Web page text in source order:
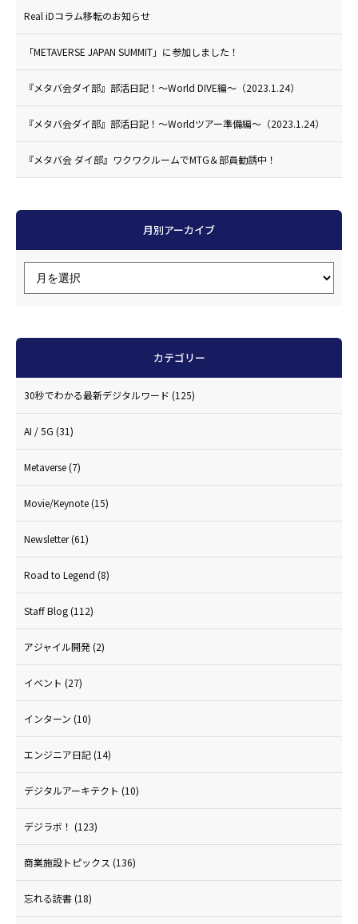
Real iDコラム移転のお知らせ
「METAVERSE JAPAN SUMMIT」に参加しました！
『メタバ会ダイ部』部活日記！〜World DIVE編〜（2023.1.24）
『メタバ会ダイ部』部活日記！〜Worldツアー準備編〜（2023.1.24）
『メタバ会 ダイ部』ワクワクルームでMTG＆部員勧誘中！
月別アーカイブ
カテゴリー
30秒でわかる最新デジタルワード (125)
AI / 5G (31)
Metaverse(7)
Movie/Keynote(15)
Newsletter(61)
Road to Legend (8)
Staff Blog(112)
アジャイル開発(2)
イベント (27)
インターン (10)
エンジニア日記(14)
デジタルアーキテクト (10)
デジラボ！ (123)
商業施設トピックス (136)
忘れる読書(18)